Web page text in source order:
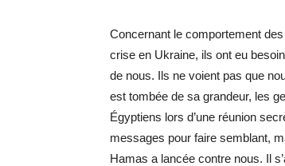
Concernant le comportement
crise en Ukraine, ils ont eu
de nous. Ils ne voient pas que
est tombée de sa grandeur, les
Égyptiens lors d’une réunion
messages pour faire semblant,
Hamas a lancée contre nous. Il